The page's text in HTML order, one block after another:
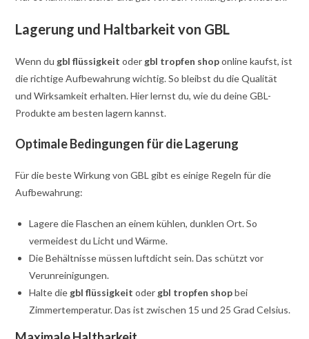
Lagerung und Haltbarkeit von GBL
Wenn du gbl flüssigkeit oder gbl tropfen shoponline kaufst, ist
die richtige Aufbewahrung wichtig. So bleibst du die Qualität
und Wirksamkeit erhalten. Hier lernst du, wie du deine GBL-
Produkte am besten lagern kannst.
Optimale Bedingungen für die Lagerung
Für die beste Wirkung von GBL gibt es einige Regeln für die
Aufbewahrung:
Lagere die Flaschen an einem kühlen, dunklen Ort. So
vermeidest du Licht und Wärme.
Die Behältnisse müssen luftdicht sein. Das schützt vor
Verunreinigungen.
Halte die gbl flüssigkeit oder gbl tropfen shopbei
Zimmertemperatur. Das ist zwischen 15 und 25 Grad Celsius.